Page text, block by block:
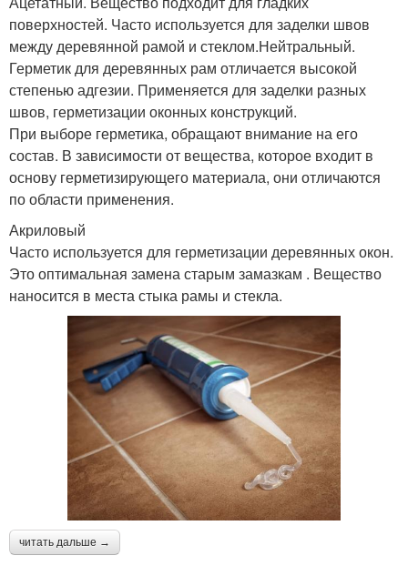
поверхностей. Часто используется для заделки швов
между деревянной рамой и стеклом.Нейтральный.
Герметик для деревянных рам отличается высокой
степенью адгезии. Применяется для заделки разных
швов, герметизации оконных конструкций.
При выборе герметика, обращают внимание на его
состав. В зависимости от вещества, которое входит в
основу герметизирующего материала, они отличаются
по области применения.
Акриловый
Часто используется для герметизации деревянных окон.
Это оптимальная замена старым замазкам . Вещество
наносится в места стыка рамы и стекла.
читать дальше →